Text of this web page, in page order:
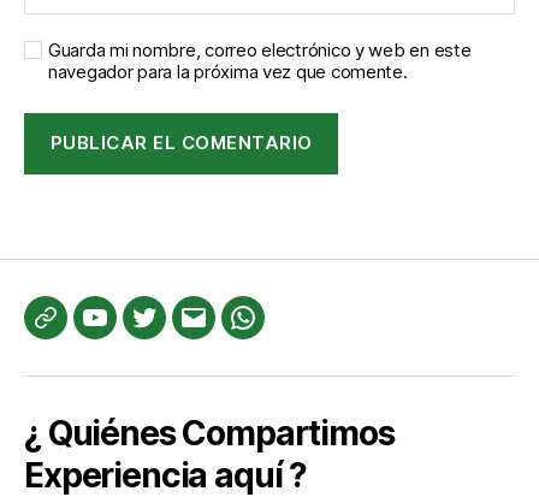
Guarda mi nombre, correo electrónico y web en este
navegador para la próxima vez que comente.
Te
YouTubeTwitterCorreoWhatsApp
¿ Quiénes Compartimos
Experiencia aquí ?